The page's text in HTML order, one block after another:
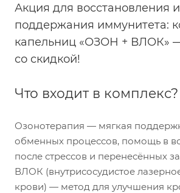
Акция для восстановления и
поддержания иммунитета:
капельниц «ОЗОН + ВЛОК»
со скидкой!
Что входит в комплекс?
Озонотерапия — мягкая
обменных процессов, помощь в
после стрессов и перенесённых
ВЛОК (внутрисосудистое
крови) — метод для улучшения